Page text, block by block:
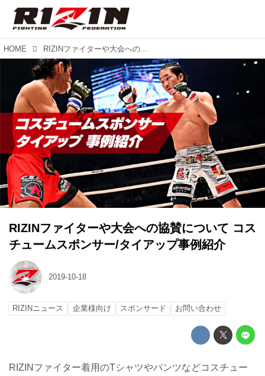
HOME RIZINファイターや大会への協賛について コスチュームスポンサー/タイアップ事例紹介
RIZINファイターや大会への協賛について コス
チュームスポンサー/タイアップ事例紹介
2019-10-18
RIZINニュース 企業様向け スポンサード お問い合わせ
RIZINファイター着用のTシャツやパンツなどコスチュー